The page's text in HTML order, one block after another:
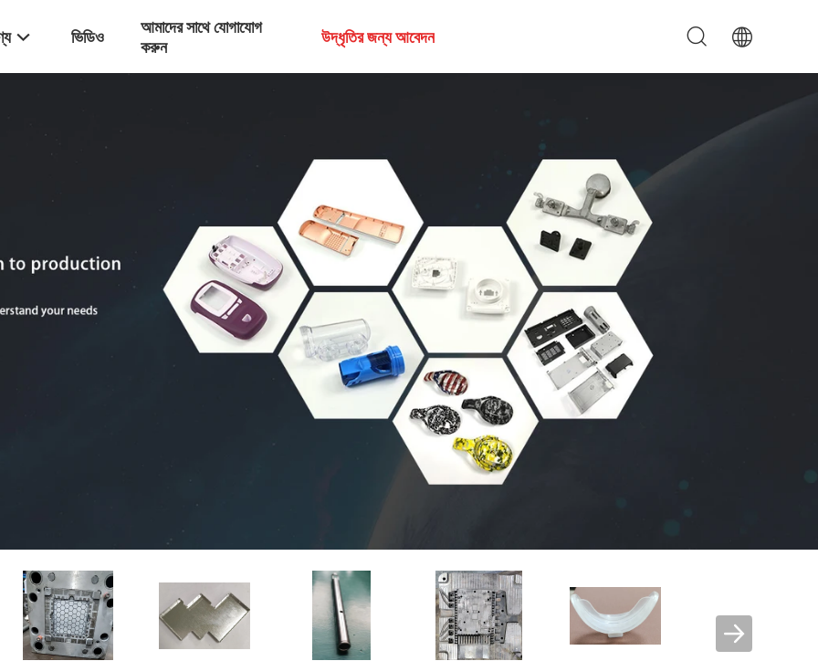
ভিডিও
আমাদের সাথে যোগাযোগ
করুন
উদ্ধৃতির জন্য আবেদন